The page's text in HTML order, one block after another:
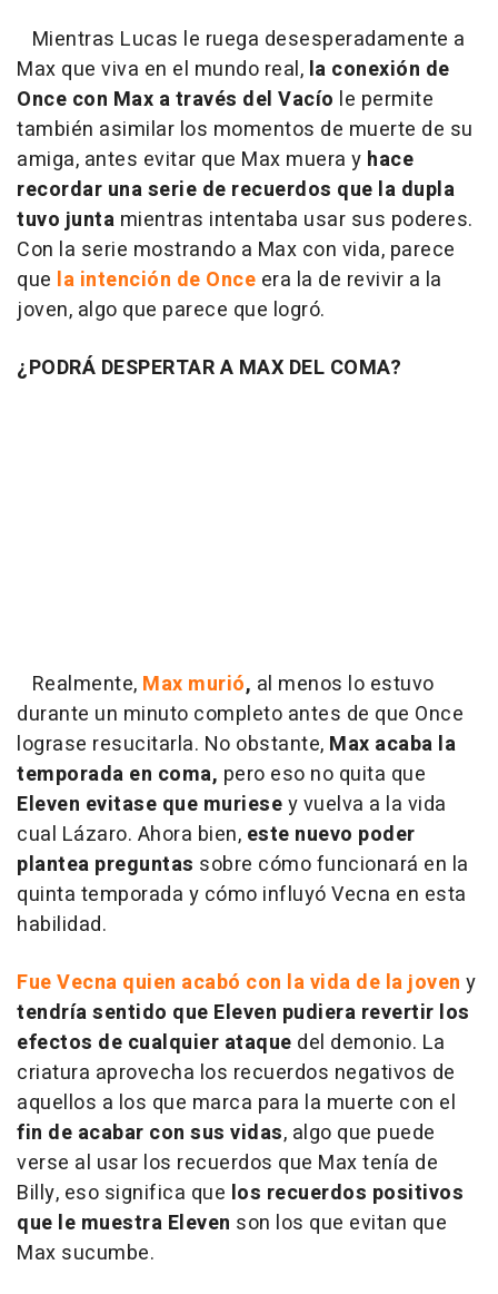
Mientras Lucas le ruega desesperadamente a
Max que viva en el mundo real, la conexión de
Once con Max a través del Vacío le permite
también asimilar los momentos de muerte de su
amiga, antes evitar que Max muera y hace
recordar una serie de recuerdos que la dupla
tuvo junta mientras intentaba usar sus poderes.
Con la serie mostrando a Max con vida, parece
que la intención de Once era la de revivir a la
joven, algo que parece que logró.
¿PODRÁ DESPERTAR A MAX DEL COMA?
Realmente, Max murió, al menos lo estuvo
durante un minuto completo antes de que Once
lograse resucitarla. No obstante, Max acaba la
temporada en coma, pero eso no quita que
Eleven evitase que muriesey vuelva a la vida
cual Lázaro. Ahora bien, este nuevo poder
plantea preguntas sobre cómo funcionará en la
quinta temporada y cómo influyó Vecna en esta
habilidad.
Fue Vecna quien acabó con la vida de la joven y
tendría sentido que Eleven pudiera revertir los
efectos de cualquier ataque del demonio. La
criatura aprovecha los recuerdos negativos de
aquellos a los que marca para la muerte con el
fin de acabar con sus vidas, algo que puede
verse al usar los recuerdos que Max tenía de
Billy, eso significa que los recuerdos positivos
que le muestra Eleven son los que evitan que
Max sucumbe.